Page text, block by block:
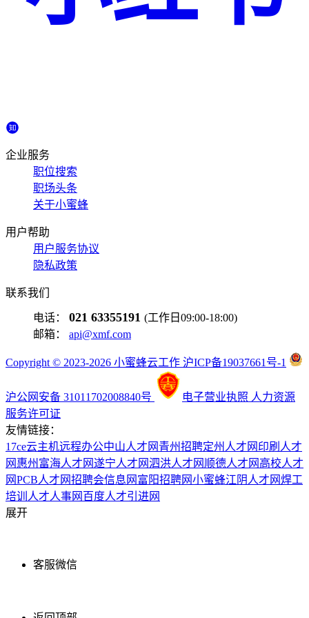
企业服务
职位搜索
职场头条
关于小蜜蜂
用户帮助
用户服务协议
隐私政策
联系我们
电话： 021 63355191 (工作日09:00-18:00)
邮箱： api@xmf.com
Copyright © 2023-2026 小蜜蜂云工作 沪ICP备19037661号-1
沪公网安备 31011702008840号 电子营业执照 人力资源
服务许可证
友情链接：
17ce云主机远程办公中山人才网 青州招聘定州人才网 印刷人才
网 惠州富海人才网遂宁人才网泗洪人才网 顺德人才网 高校人才
网PCB人才网招聘会信息网 富阳招聘网小蜜蜂江阴人才网焊工
培训 人才人事网 百度人才引进网
展开
客服微信